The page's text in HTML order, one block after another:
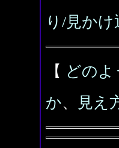
り/見かけ
【 どの
か、 見え